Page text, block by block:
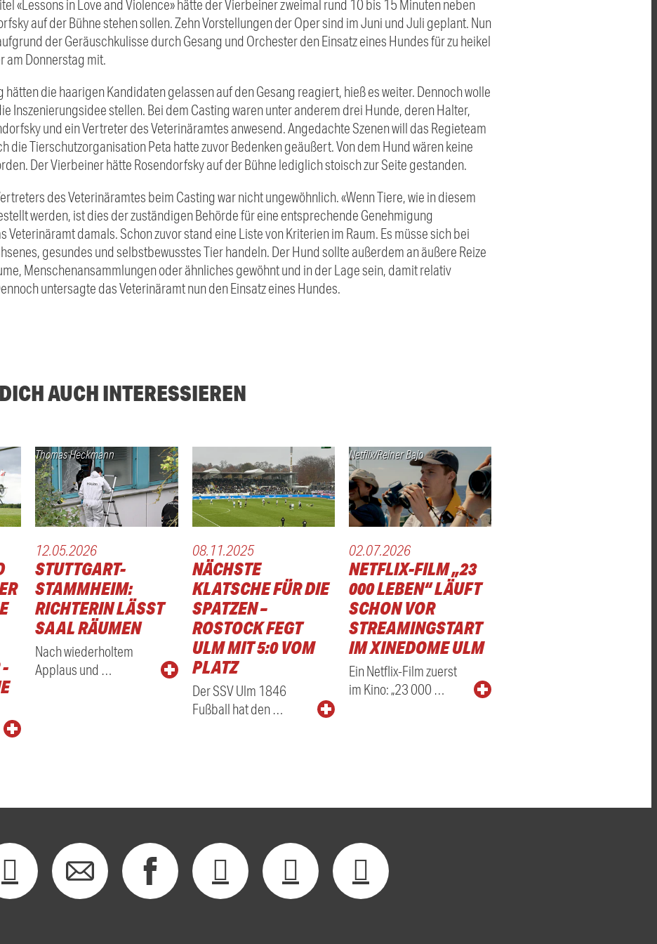
«Lessons in Love and Violence» hätte der Vierbeiner zweimal rund 10 bis 15 Minuten neben
auf der Bühne stehen sollen. Zehn Vorstellungen der Oper sind im Juni und Juli geplant. Nun
der Geräuschkulisse durch Gesang und Orchester den Einsatz eines Hundes für zu heikel
am Donnerstag mit.
hätten die haarigen Kandidaten gelassen auf den Gesang reagiert, hieß es weiter. Dennoch wolle
Inszenierungsidee stellen. Bei dem Casting waren unter anderem drei Hunde, deren Halter,
und ein Vertreter des Veterinäramtes anwesend. Angedachte Szenen will das Regieteam
die Tierschutzorganisation Peta hatte zuvor Bedenken geäußert. Von dem Hund wären keine
Der Vierbeiner hätte Rosendorfsky auf der Bühne lediglich stoisch zur Seite gestanden.
des Veterinäramtes beim Casting war nicht ungewöhnlich. «Wenn Tiere, wie in diesem
werden, ist dies der zuständigen Behörde für eine entsprechende Genehmigung
Veterinäramt damals. Schon zuvor stand eine Liste von Kriterien im Raum. Es müsse sich bei
gesundes und selbstbewusstes Tier handeln. Der Hund sollte außerdem an äußere Reize
Menschenansammlungen oder ähnliches gewöhnt und in der Lage sein, damit relativ
untersagte das Veterinäramt nun den Einsatz eines Hundes.
AUCH INTERESSIEREN
Thomas Heckmann
12.05.2026
STUTTGART-
STAMMHEIM:
RICHTERIN LÄSST
SAAL RÄUMEN
Nach wiederholtem
Applaus und …
08.11.2025
NÄCHSTE
KLATSCHE FÜR DIE
SPATZEN –
ROSTOCK FEGT
ULM MIT 5:0 VOM
PLATZ
Der SSV Ulm 1846
Fußball hat den …
Netflix/Reiner Bajo
02.07.2026
NETFLIX-FILM „23
000 LEBEN“ LÄUFT
SCHON VOR
STREAMINGSTART
IM XINEDOME ULM
Ein Netflix-Film zuerst
im Kino: „23 000 …